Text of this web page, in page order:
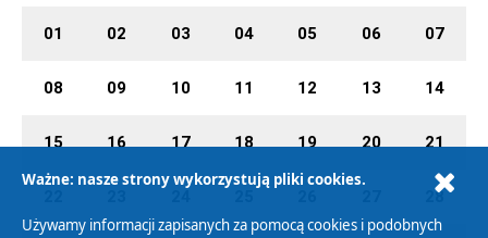
01 02 03 04 05 06 07
08 09 10 11 12 13 14
15 16 17 18 19 20 21
28
Ważne: nasze strony wykorzystują pliki cookies.
Używamy informacji zapisanych za pomocą cookies i podobnych